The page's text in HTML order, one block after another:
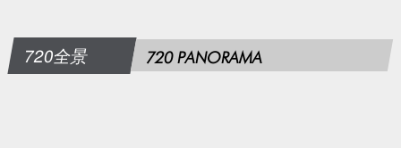
720全景 720 PANORAMA